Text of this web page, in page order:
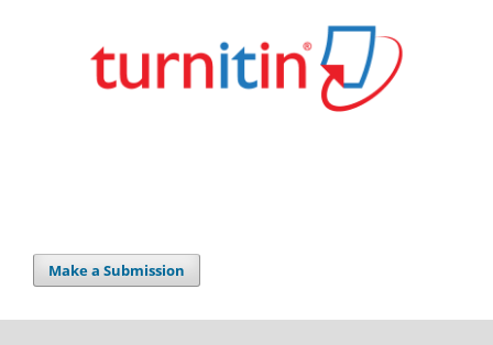
Make a Submission